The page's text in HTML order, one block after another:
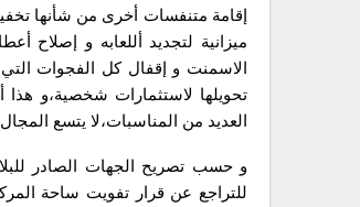
إقامة متنفسات أخرى من شأنها
ميزانية لتجديد أللعابه و إصلاح
الاسمنت و إقفال كل الفجوات
تحويلها لاستثمارات شخصية،و
العديد من المناسبات،لا يتسع المجال
و حسب تصريح الجهات الصادر
للتراجع عن قرار تفويت ساحة